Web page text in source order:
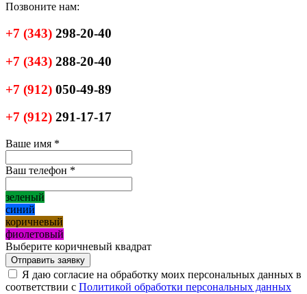
Позвоните нам:
+7 (343) 298-20-40
+7 (343) 288-20-40
+7 (912) 050-49-89
+7 (912) 291-17-17
Ваше имя *
Ваш телефон *
зеленый
синий
коричневый
фиолетовый
Выберите коричневый квадрат
Я даю согласие на обработку моих персональных данных в
соответствии с Политикой обработки персональных данных